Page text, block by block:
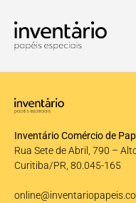
Inventário Comércio de
Rua Sete de Abril, 790 –
Curitiba/PR, 80.045-165